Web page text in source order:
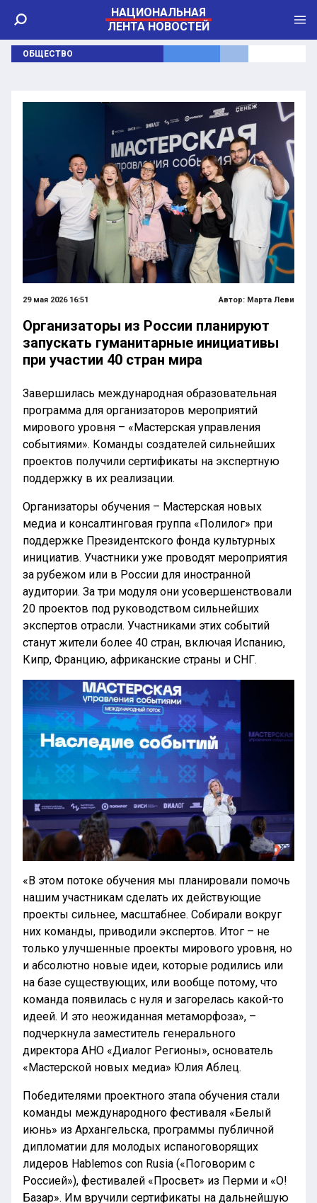
НАЦИОНАЛЬНАЯ
ЛЕНТА НОВОСТЕЙ
ОБЩЕСТВО
29 мая 2026 16:51 Автор: Марта Леви
Организаторы из России планируют
запускать гуманитарные инициативы
при участии 40 стран мира
Завершилась международная образовательная
программа для организаторов мероприятий
мирового уровня – «Мастерская управления
событиями». Команды создателей сильнейших
проектов получили сертификаты на экспертную
поддержку в их реализации.
Организаторы обучения – Мастерская новых
медиа и консалтинговая группа «Полилог» при
поддержке Президентского фонда культурных
инициатив. Участники уже проводят мероприятия
за рубежом или в России для иностранной
аудитории. За три модуля они усовершенствовали
20 проектов под руководством сильнейших
экспертов отрасли. Участниками этих событий
станут жители более 40 стран, включая Испанию,
Кипр, Францию, африканские страны и СНГ.
«В этом потоке обучения мы планировали помочь
нашим участникам сделать их действующие
проекты сильнее, масштабнее. Собирали вокруг
них команды, приводили экспертов. Итог – не
только улучшенные проекты мирового уровня, но
и абсолютно новые идеи, которые родились или
на базе существующих, или вообще потому, что
команда появилась с нуля и загорелась какой-то
идеей. И это неожиданная метаморфоза», –
подчеркнула заместитель генерального
директора АНО «Диалог Регионы», основатель
«Мастерской новых медиа» Юлия Аблец.
Победителями проектного этапа обучения стали
команды международного фестиваля «Белый
июнь» из Архангельска, программы публичной
дипломатии для молодых испаноговорящих
лидеров Hablemos con Rusia («Поговорим с
Россией»), фестивалей «Просвет» из Перми и «О!
Базар». Им вручили сертификаты на дальнейшую